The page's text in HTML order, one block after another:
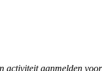
activiteit aanmelden